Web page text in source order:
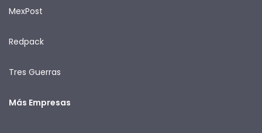
MexPost
Redpack
Tres Guerras
Más Empresas